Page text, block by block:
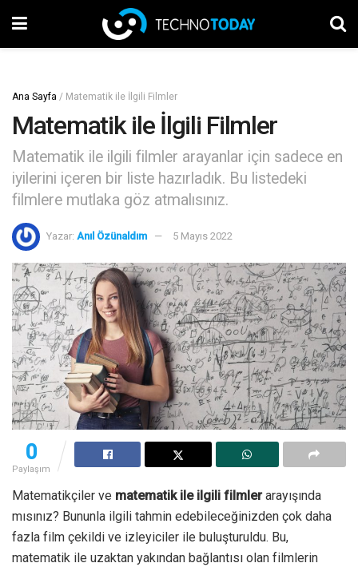
Ana Sayfa / Matematik ile İlgili Filmler
Matematik ile İlgili Filmler
Matematik ile ilgili filmler arayanlar için sadece en
iyilerini içeren bir liste hazırladık. Bu listedeki
filmlere mutlaka göz atmalısınız.
Yazar: Anıl Özünaldım 5 Mayıs 2022
0
Paylaşım
Matematikçiler ve matematik ile ilgili filmlerarayışında
mısınız? Bununla ilgili tahmin edebileceğinizden çok daha
fazla film çekildi ve izleyiciler ile buluşturuldu. Bu,
matematik ile uzaktan yakından bağlantısı olan filmlerin